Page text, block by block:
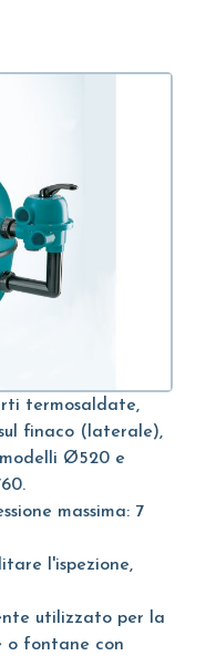
termosaldate,
finaco (laterale),
Ø520 e
massima: 7
l'ispezione,
utilizzato per la
o fontane con